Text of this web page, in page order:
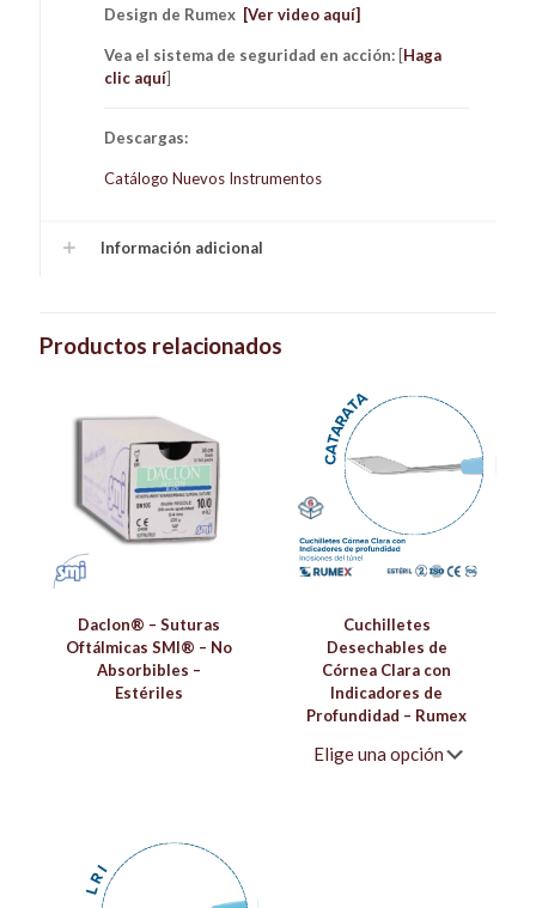
Design de Rumex [Ver video aquí]
Vea el sistema de seguridad en acción:[Haga
clic aquí]
Descargas:
Catálogo Nuevos Instrumentos
Información adicional
Productos relacionados
Daclon® – Suturas
Oftálmicas SMI® – No
Absorbibles –
Estériles
Cuchilletes
Desechables de
Córnea Clara con
Indicadores de
Profundidad – Rumex